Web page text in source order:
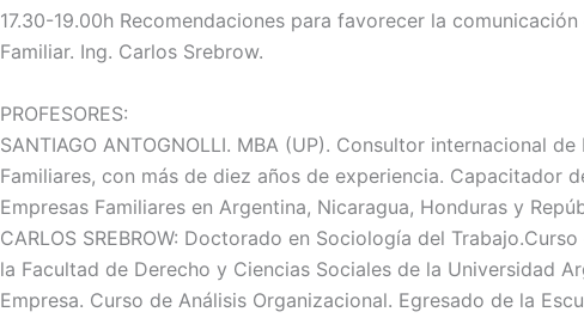
17.30-19.00h Recomendaciones para favorecer la comunicación
Familiar. Ing. Carlos Srebrow.
PROFESORES:
SANTIAGO ANTOGNOLLI. MBA (UP). Consultor internacional de
Familiares, con más de diez años de experiencia. Capacitador
Empresas Familiares en Argentina, Nicaragua, Honduras y
CARLOS SREBROW: Doctorado en Sociología del
la Facultad de Derecho y Ciencias Sociales de la Universidad
Empresa. Curso de Análisis Organizacional. Egresado de la